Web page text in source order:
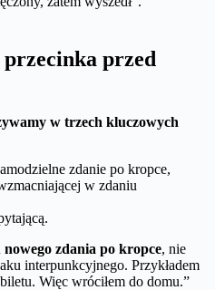
przed
w trzech kluczowych
zdanie po kropce,
w zdaniu
zdania po kropce, nie
interpunkcyjnego. Przykładem
Więc wróciłem do domu.”